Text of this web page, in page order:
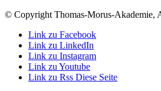
© Copyright Thomas-Morus-Akademie,
Link zu Facebook
Link zu LinkedIn
Link zu Instagram
Link zu Youtube
Link zu Rss Diese Seite